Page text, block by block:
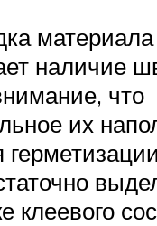
материала
наличие
что
их
клеевого